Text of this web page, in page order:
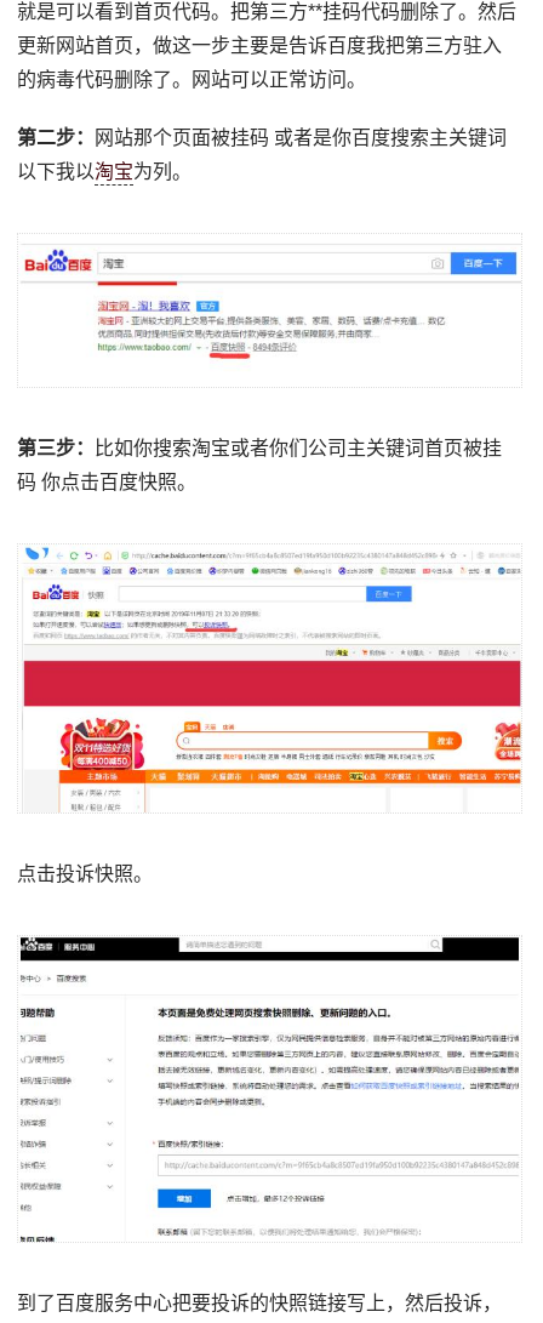
就是可以看到首页代码。把第三方**挂码代码删除了。然后
更新网站首页，做这一步主要是告诉百度我把第三方驻入
的病毒代码删除了。网站可以正常访问。
第二步：
网站那个页面被挂码 或者是你百度搜索主关键词
以下我以淘宝为列。
第三步：
比如你搜索淘宝或者你们公司主关键词首页被挂
码 你点击百度快照。
点击投诉快照。
到了百度服务中心把要投诉的快照链接写上，然后投诉，